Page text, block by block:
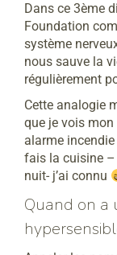
Dans ce 3ème
Foundation
système
nous sauve la
régulièrement
Cette analogie
que je vois mon
alarme
fais la cuisine –
nuit- j’ai connu
Quand on a